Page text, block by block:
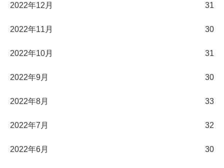
2022年12月 31
2022年11月 30
2022年10月 31
2022年9月 30
2022年8月 33
2022年7月 32
2022年6月 30